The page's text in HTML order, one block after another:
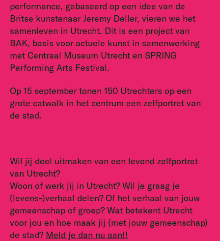
performance, gebaseerd op een idee van de
Britse kunstenaar Jeremy Deller, vieren we het
samenleven in Utrecht. Dit is een project van
BAK, basis voor actuele kunst in samenwerking
met Centraal Museum Utrecht en SPRING
Performing Arts Festival.
Op 15 september tonen 150 Utrechters op een
grote catwalk in het centrum een zelfportret van
de stad.
Wil jij deel uitmaken van een levend zelfportret
van Utrecht?
Woon of werk jij in Utrecht? Wil je graag je
(levens-)verhaal delen? Of het verhaal van jouw
gemeenschap of groep? Wat betekent Utrecht
voor jou en hoe maak jij (met jouw gemeenschap)
de stad? Meld je dan nu aan!!